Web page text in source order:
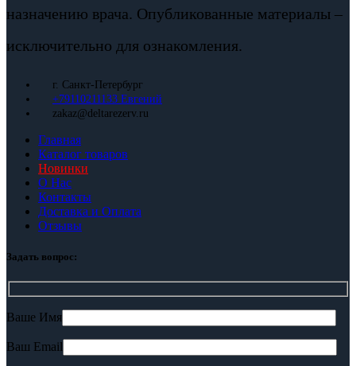
назначению врача. Опубликованные материалы –
исключительно для ознакомления.
г. Санкт-Петербург
+79110211133 Евгений
zakaz@deltarezerv.ru
Главная
Каталог товаров
Новинки
О Нас
Контакты
Доставка и Оплата
Отзывы
Задать вопрос:
Ваше Имя
Ваш Email